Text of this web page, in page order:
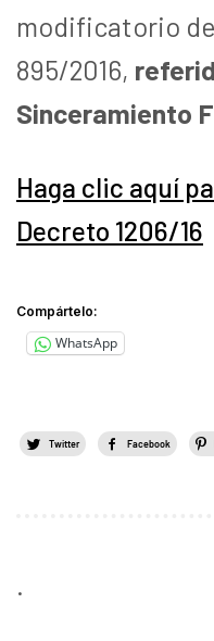
modificatorio
895/2016,
Sinceramiento
Haga clic aquí
Decreto 1206/16
Compártelo:
WhatsApp
Twitter Facebook
.